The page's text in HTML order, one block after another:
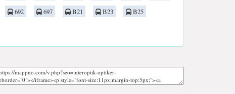
692 697 B21 B23
B25